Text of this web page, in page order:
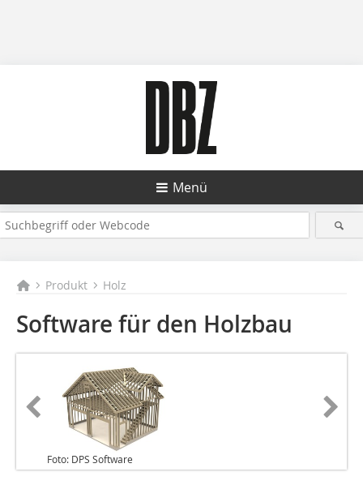
Menü
Produkt Holz
Software für den Holzbau
Foto: DPS Software